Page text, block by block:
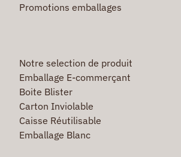
Promotions emballages
Notre selection de produit
Emballage E-commerçant
Boite Blister
Carton Inviolable
Caisse Réutilisable
Emballage Blanc